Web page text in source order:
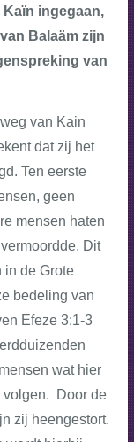
Kaïn ingegaan,
Balaäm zijn
van
van Kain
dat zij het
Ten eerste
geen
mensen haten
Dit
in de Grote
bedeling van
Efeze 3:1-3
wat hier
volgen. Door de
zij heengestort.